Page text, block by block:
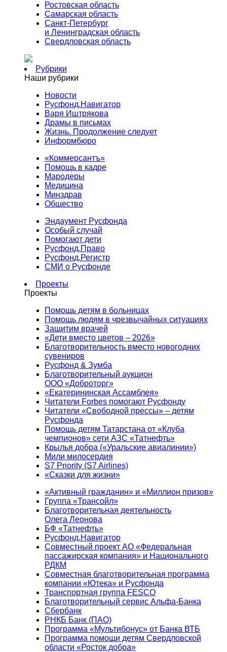
Ростовская область
Самарская область
Санкт-Петербург
и Ленинградская область
Свердловская область
Рубрики
Наши рубрики
Новости
Русфонд.Навигатор
Варя Иштрякова
Драмы в письмах
Жизнь. Продолжение следует
Информбюро
«Коммерсантъ»
Помощь в кадре
Мародеры
Медицина
Минздрав
Общество
Эндаумент Русфонда
Особый случай
Помогают дети
Русфонд.Право
Русфонд.Регистр
СМИ о Русфонде
Проекты
Проекты
Помощь детям в больницах
Помощь людям в чрезвычайных ситуациях
Защитим врачей
«Дети вместо цветов – 2026»
Благотворительность вместо новогодних
сувениров
Русфонд & Зумба
Благотворительный аукцион
ООО «Доброторг»
«Екатерининская Ассамблея»
Читатели Forbes помогают Русфонду
Читатели «Свободной прессы» – детям
Русфонда
Помощь детям Татарстана от «Клуба
чемпионов» сети АЗС «Татнефть»
Крылья добра («Уральские авиалинии»)
Мили милосердия
S7 Priority (S7 Airlines)
«Сказки для жизни»
«Активный гражданин» и «Миллион призов»
Группа «Трансойл»
Благотворительная деятельность
Олега Леонова
БФ «Татнефть»
Русфонд.Навигатор
Совместный проект АО «Федеральная
пассажирская компания» и Национального
РДКМ
Совместная благотворительная программа
компании «Ютека» и Русфонда
Транспортная группа FESCO
Благотворительный сервис Альфа-Банка
Сбербанк
РНКБ Банк (ПАО)
Программа «Мультибонус» от Банка ВТБ
Программа помощи детям Свердловской
области «Росток добра»